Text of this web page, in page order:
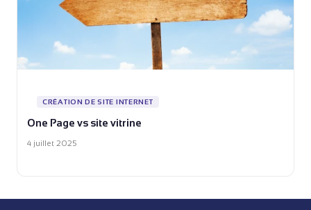
CRÉATION DE SITE INTERNET
One Page vs site vitrine
4 juillet 2025